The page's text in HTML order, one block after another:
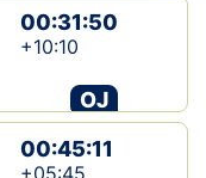
00:31:50
+10:10
OJ
00:45:11
+05:45